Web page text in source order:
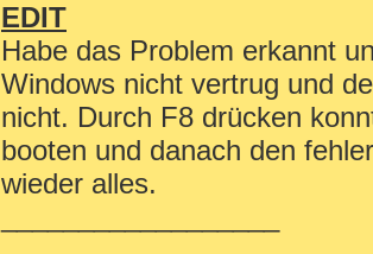
EDIT
Habe das Problem erkannt
Windows nicht vertrug und
nicht. Durch F8 drücken
booten und danach den
wieder alles.